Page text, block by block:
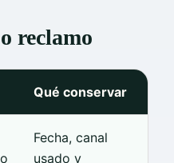
reclamo
Qué conservar
Fecha, canal
usado y